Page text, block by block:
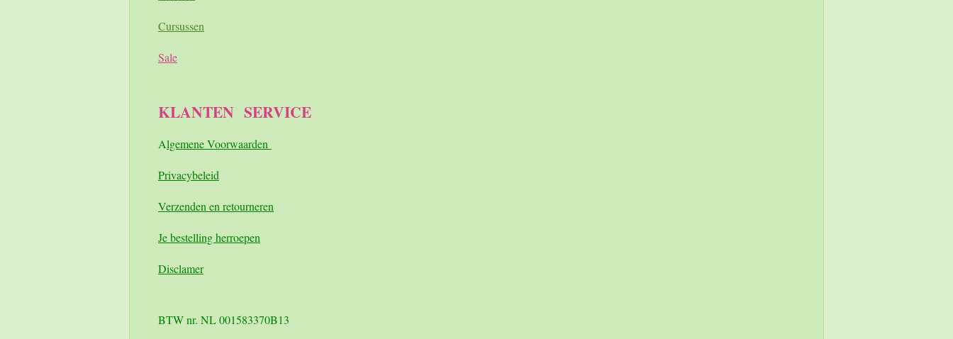
Cursussen
Sale
KLANTEN SERVICE
Algemene Voorwaarden
Privacybeleid
Verzenden en retourneren
Je bestelling herroepen
Disclamer
BTW nr. NL 001583370B13